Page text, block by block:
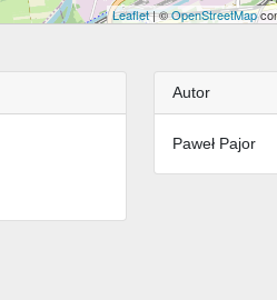
Leaflet| ©OpenStreetMap
Autor
Paweł Pajor